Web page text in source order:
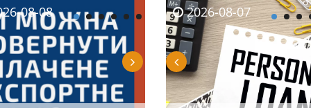
06 2026-08-06
08-08 2026-08-07
2026-08-05 2026-08-07
2026-07-30